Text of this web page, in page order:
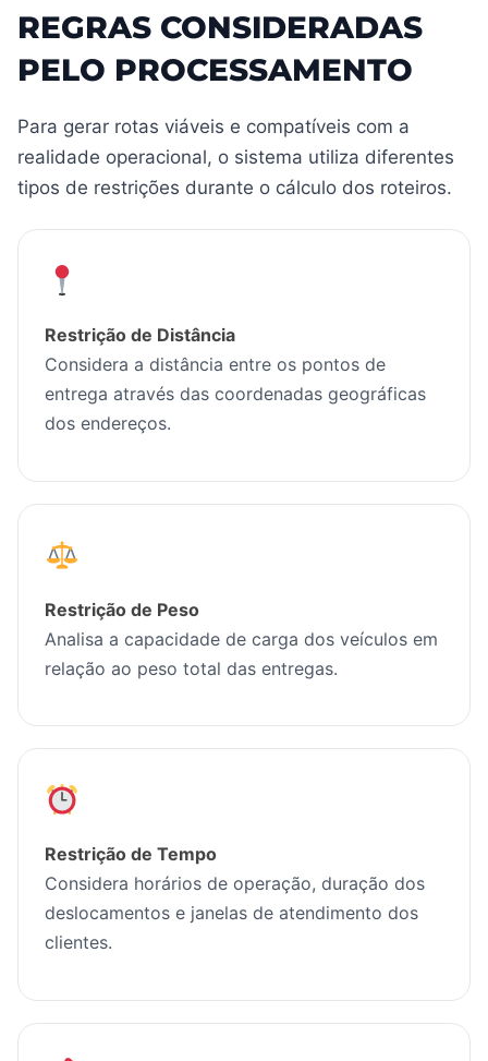
REGRAS CONSIDERADAS
PELO PROCESSAMENTO
Para gerar rotas viáveis e compatíveis com a
realidade operacional, o sistema utiliza diferentes
tipos de restrições durante o cálculo dos roteiros.
Restrição de Distância
Considera a distância entre os pontos de
entrega através das coordenadas geográficas
dos endereços.
Restrição de Peso
Analisa a capacidade de carga dos veículos em
relação ao peso total das entregas.
Restrição de Tempo
Considera horários de operação, duração dos
deslocamentos e janelas de atendimento dos
clientes.